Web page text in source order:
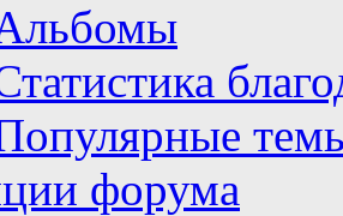
форума